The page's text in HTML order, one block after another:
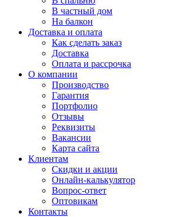
В частный дом
На балкон
Доставка и оплата
Как сделать заказ
Доставка
Оплата и рассрочка
О компании
Производство
Гарантия
Портфолио
Отзывы
Реквизиты
Вакансии
Карта сайта
Клиентам
Скидки и акции
Онлайн-калькулятор
Вопрос-ответ
Оптовикам
Контакты